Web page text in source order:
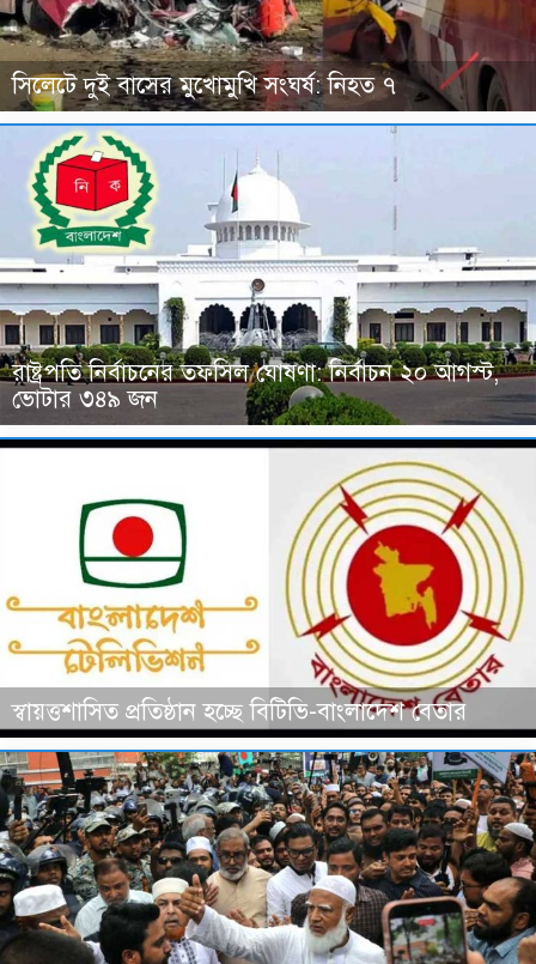
সিলেটে দুই বাসের মুখোমুখি সংঘর্ষ: নিহত ৭
রাষ্ট্রপতি নির্বাচনের তফসিল ঘোষণা: নির্বাচন ২০ আগস্ট,
ভোটার ৩৪৯ জন
স্বায়ত্তশাসিত প্রতিষ্ঠান হচ্ছে বিটিভি-বাংলাদেশ বেতার